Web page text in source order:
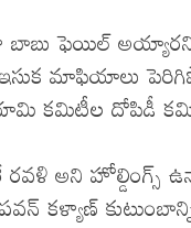
ఫెయిల్ అయ్యారని
ఇసుక మాఫియాలు
కమిటీల దోపిడీ
అని హోల్డింగ్స్
కళ్యాణ్